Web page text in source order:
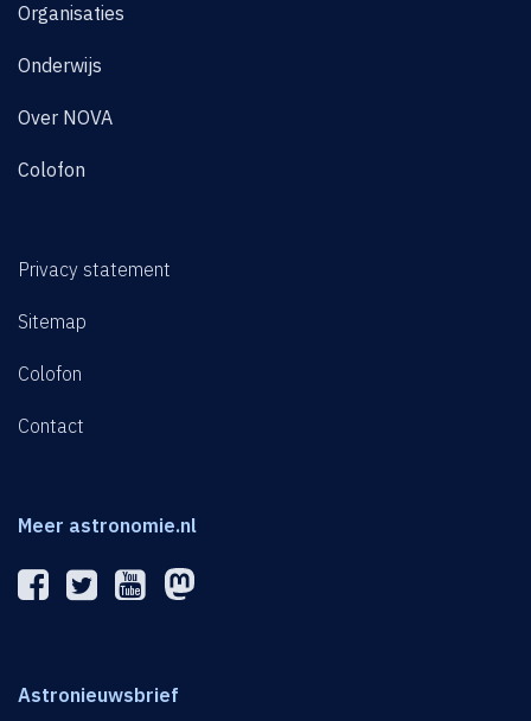
Organisaties
Onderwijs
Over NOVA
Colofon
Privacy statement
Sitemap
Colofon
Contact
Meer astronomie.nl
Astronieuwsbrief